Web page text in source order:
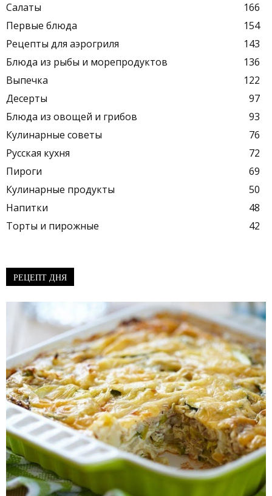
Салаты
166
Первые блюда
154
Рецепты для аэрогриля
143
Блюда из рыбы и морепродуктов
136
Выпечка
122
Десерты
97
Блюда из овощей и грибов
93
Кулинарные советы
76
Русская кухня
72
Пироги
69
Кулинарные продукты
50
Напитки
48
Торты и пирожные
42
РЕЦЕПТ ДНЯ